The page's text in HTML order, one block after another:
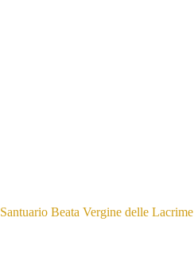
Santuario Beata Vergine delle Lacrime